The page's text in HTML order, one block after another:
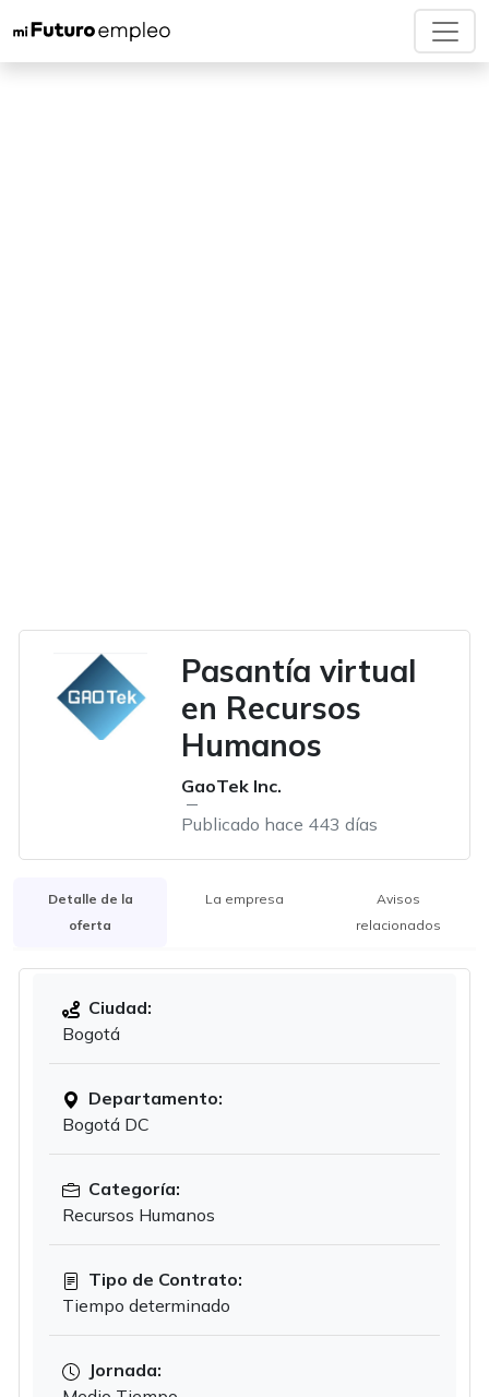
Pasantía virtual
en Recursos
Humanos
GaoTek Inc.
Publicado hace 443 días
Detalle de la
oferta
La empresa
Avisos
relacionados
Ciudad:
Bogotá
Departamento:
Bogotá DC
Categoría:
Recursos Humanos
Tipo de Contrato:
Tiempo determinado
Jornada: